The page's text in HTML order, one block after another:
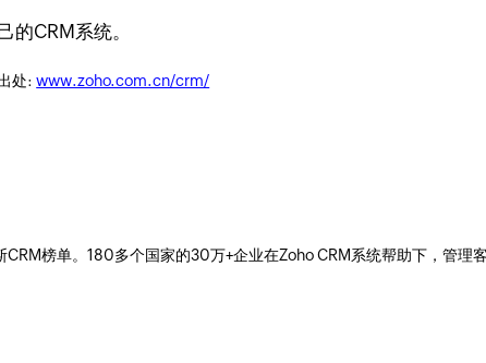
CRM系统。
处:www.zoho.com.cn/crm/
榜单。180多个国家的30万+企业在Zoho CRM系统帮助下，管理